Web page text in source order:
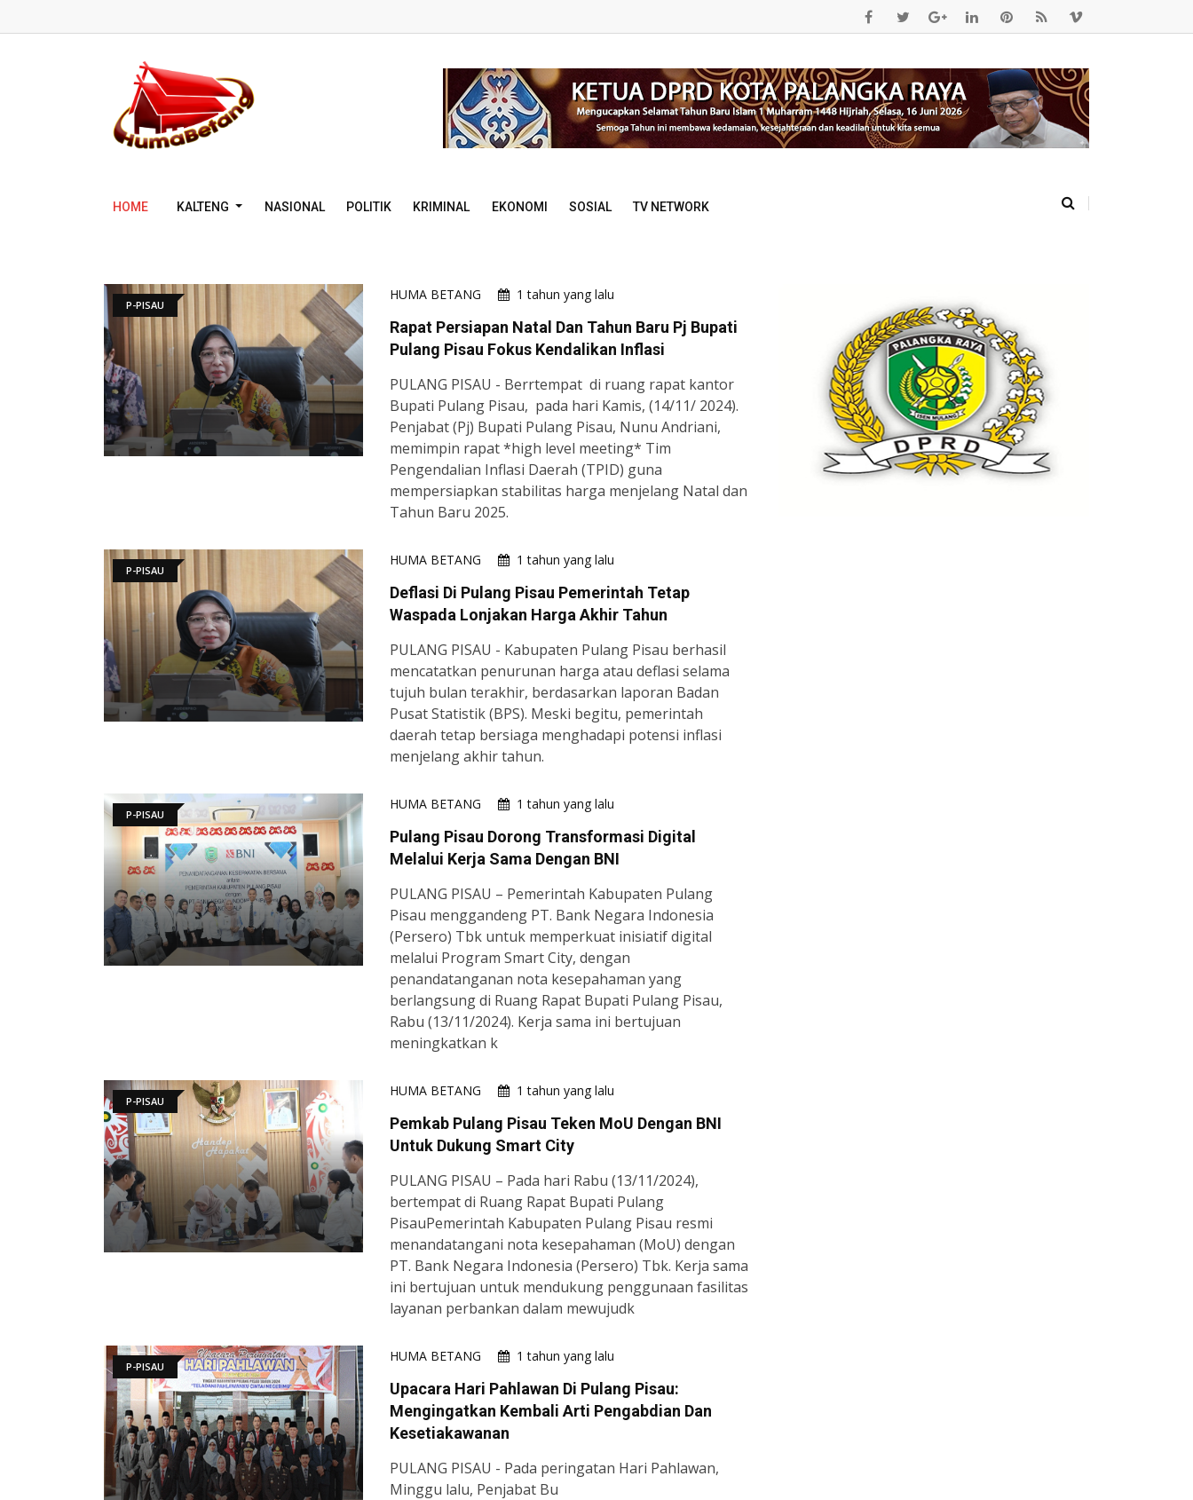
HOME KALTENG NASIONAL POLITIK KRIMINAL EKONOMI SOSIAL TV NETWORK
P-PISAU
HUMA BETANG 1 tahun yang lalu
Rapat Persiapan Natal Dan Tahun Baru Pj Bupati
Pulang Pisau Fokus Kendalikan Inflasi
PULANG PISAU - Berrtempat di ruang rapat kantor
Bupati Pulang Pisau, pada hari Kamis, (14/11/ 2024).
Penjabat (Pj) Bupati Pulang Pisau, Nunu Andriani,
memimpin rapat *high level meeting* Tim
Pengendalian Inflasi Daerah (TPID) guna
mempersiapkan stabilitas harga menjelang Natal dan
Tahun Baru 2025.
P-PISAU
HUMA BETANG 1 tahun yang lalu
Deflasi Di Pulang Pisau Pemerintah Tetap
Waspada Lonjakan Harga Akhir Tahun
​​​​​​PULANG PISAU - Kabupaten Pulang Pisau berhasil
mencatatkan penurunan harga atau deflasi selama
tujuh bulan terakhir, berdasarkan laporan Badan
Pusat Statistik (BPS). Meski begitu, pemerintah
daerah tetap bersiaga menghadapi potensi inflasi
menjelang akhir tahun.
P-PISAU
HUMA BETANG 1 tahun yang lalu
Pulang Pisau Dorong Transformasi Digital
Melalui Kerja Sama Dengan BNI
PULANG PISAU – Pemerintah Kabupaten Pulang
Pisau menggandeng PT. Bank Negara Indonesia
(Persero) Tbk untuk memperkuat inisiatif digital
melalui Program Smart City, dengan
penandatanganan nota kesepahaman yang
berlangsung di Ruang Rapat Bupati Pulang Pisau,
Rabu (13/11/2024). Kerja sama ini bertujuan
meningkatkan k
P-PISAU
HUMA BETANG 1 tahun yang lalu
Pemkab Pulang Pisau Teken MoU Dengan BNI
Untuk Dukung Smart City
​​​​​​​PULANG PISAU – Pada hari Rabu (13/11/2024),
bertempat di Ruang Rapat Bupati Pulang
PisauPemerintah Kabupaten Pulang Pisau resmi
menandatangani nota kesepahaman (MoU) dengan
PT. Bank Negara Indonesia (Persero) Tbk. Kerja sama
ini bertujuan untuk mendukung penggunaan fasilitas
layanan perbankan dalam mewujudk
P-PISAU
HUMA BETANG 1 tahun yang lalu
Upacara Hari Pahlawan Di Pulang Pisau:
Mengingatkan Kembali Arti Pengabdian Dan
Kesetiakawanan
PULANG PISAU - Pada peringatan Hari Pahlawan,
Minggu lalu, Penjabat Bu